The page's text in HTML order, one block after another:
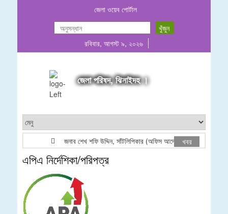
জেলা ওয়েব পোর্টাল
রবিবার, আগস্ট ৯, ২০২৬
জেলা পরিষদ, ঝিনাইদহ ।
জনাব শেখ শফি উদ্দিন, সাঁটলিপিকার (অফিস আদেশ) খবর
এপিএ নির্দেশিকা/পরিপত্র